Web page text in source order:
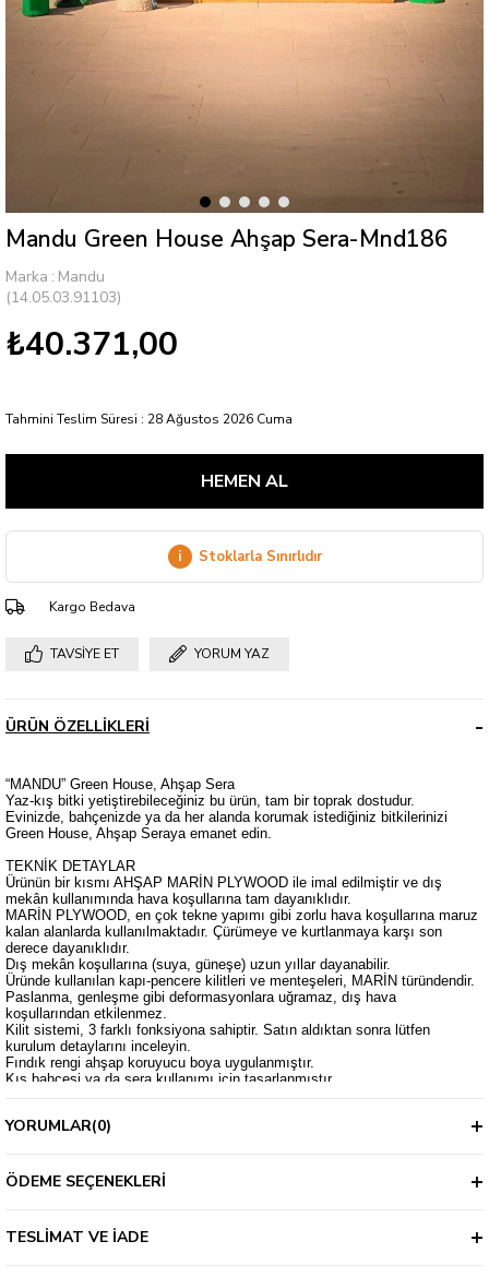
Mandu Green House Ahşap Sera-Mnd186
Marka : Mandu
(14.05.03.91103)
₺40.371,00
Tahmini Teslim Süresi : 28 Ağustos 2026 Cuma
i Stoklarla Sınırlıdır
Kargo Bedava
TAVSIYE ET YORUM YAZ
ÜRÜN ÖZELLIKLERI
“MANDU” Green House, Ahşap Sera
Yaz-kış bitki yetiştirebileceğiniz bu ürün, tam bir toprak dostudur.
Evinizde, bahçenizde ya da her alanda korumak istediğiniz bitkilerinizi
Green House, Ahşap Seraya emanet edin.
TEKNİK DETAYLAR
Ürünün bir kısmı AHŞAP MARİN PLYWOOD ile imal edilmiştir ve dış
mekân kullanımında hava koşullarına tam dayanıklıdır.
MARİN PLYWOOD, en çok tekne yapımı gibi zorlu hava koşullarına maruz
kalan alanlarda kullanılmaktadır. Çürümeye ve kurtlanmaya karşı son
derece dayanıklıdır.
Dış mekân koşullarına (suya, güneşe) uzun yıllar dayanabilir.
Üründe kullanılan kapı-pencere kilitleri ve menteşeleri, MARİN türündendir.
Paslanma, genleşme gibi deformasyonlara uğramaz, dış hava
koşullarından etkilenmez.
Kilit sistemi, 3 farklı fonksiyona sahiptir. Satın aldıktan sonra lütfen
kurulum detaylarını inceleyin.
Fındık rengi ahşap koruyucu boya uygulanmıştır.
Kış bahçesi ya da sera kullanımı için tasarlanmıştır.
Sera naylonlarından daha kalın, daha dayanıklı ve %100 transparan PVC
Üründe kullanılan şeffaf PVC, SERA NAYLONU DEĞİLDİR!
İçerisindeki tezgahlar ürüne DAHİLDİR.
Ölçüler görsellerde mevcuttur.
YORUMLAR(0)
ÖDEME SEÇENEKLERI
TESLIMAT VE İADE